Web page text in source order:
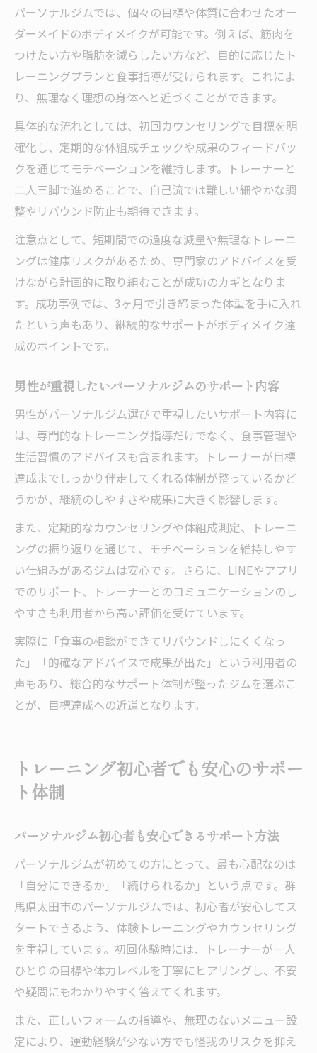
パーソナルジムでは、個々の目標や体質に合わせたオー
ダーメイドのボディメイクが可能です。例えば、筋肉を
つけたい方や脂肪を減らしたい方など、目的に応じたト
レーニングプランと食事指導が受けられます。これによ
り、無理なく理想の身体へと近づくことができます。
具体的な流れとしては、初回カウンセリングで目標を明
確化し、定期的な体組成チェックや成果のフィードバッ
クを通じてモチベーションを維持します。トレーナーと
二人三脚で進めることで、自己流では難しい細やかな調
整やリバウンド防止も期待できます。
注意点として、短期間での過度な減量や無理なトレーニ
ングは健康リスクがあるため、専門家のアドバイスを受
けながら計画的に取り組むことが成功のカギとなりま
す。成功事例では、3ヶ月で引き締まった体型を手に入れ
たという声もあり、継続的なサポートがボディメイク達
成のポイントです。
男性が重視したいパーソナルジムのサポート内容
男性がパーソナルジム選びで重視したいサポート内容に
は、専門的なトレーニング指導だけでなく、食事管理や
生活習慣のアドバイスも含まれます。トレーナーが目標
達成までしっかり伴走してくれる体制が整っているかど
うかが、継続のしやすさや成果に大きく影響します。
また、定期的なカウンセリングや体組成測定、トレーニ
ングの振り返りを通じて、モチベーションを維持しやす
い仕組みがあるジムは安心です。さらに、LINEやアプリ
でのサポート、トレーナーとのコミュニケーションのし
やすさも利用者から高い評価を受けています。
実際に「食事の相談ができてリバウンドしにくくなっ
た」「的確なアドバイスで成果が出た」という利用者の
声もあり、総合的なサポート体制が整ったジムを選ぶこ
とが、目標達成への近道となります。
トレーニング初心者でも安心のサポー
ト体制
パーソナルジム初心者も安心できるサポート方法
パーソナルジムが初めての方にとって、最も心配なのは
「自分にできるか」「続けられるか」という点です。群
馬県太田市のパーソナルジムでは、初心者が安心してス
タートできるよう、体験トレーニングやカウンセリング
を重視しています。初回体験時には、トレーナーが一人
ひとりの目標や体力レベルを丁寧にヒアリングし、不安
や疑問にもわかりやすく答えてくれます。
また、正しいフォームの指導や、無理のないメニュー設
定により、運動経験が少ない方でも怪我のリスクを抑え